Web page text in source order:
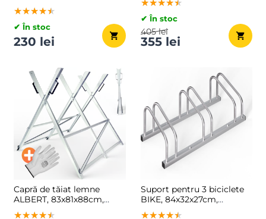
69x57x81-130cm,
argintiu/albastru
★★★★★
★★★★★
★★★★★
✔ În stoc
230 lei
★★★★★
★★★★★
★★★★★
✔ În stoc
355 lei
405 lei
Capră de tăiat lemne
ALBERT, 83x81x88cm,
argintiu
★★★★★
★★★★★
★★★★★
Suport pentru 3 biciclete
BIKE, 84x32x27cm,
argintiu
★★★★★
★★★★★
★★★★★